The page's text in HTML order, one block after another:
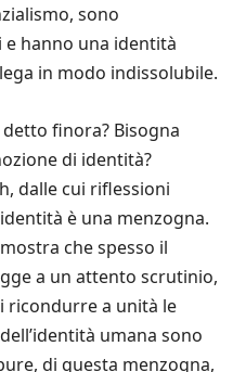
sono
hanno una identità
in modo indissolubile.
finora? Bisogna
di identità?
dalle cui riflessioni
è una menzogna.
che spesso il
a un attento scrutinio,
ricondurre a unità le
umana sono
di questa menzogna,